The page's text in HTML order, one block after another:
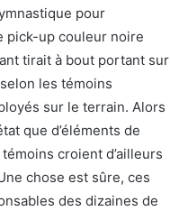
pour
pick-up couleur noire
tirait à bout portant sur
les témoins
sur le terrain. Alors
que d’éléments de
croient d’ailleurs
chose est sûre, ces
des dizaines de